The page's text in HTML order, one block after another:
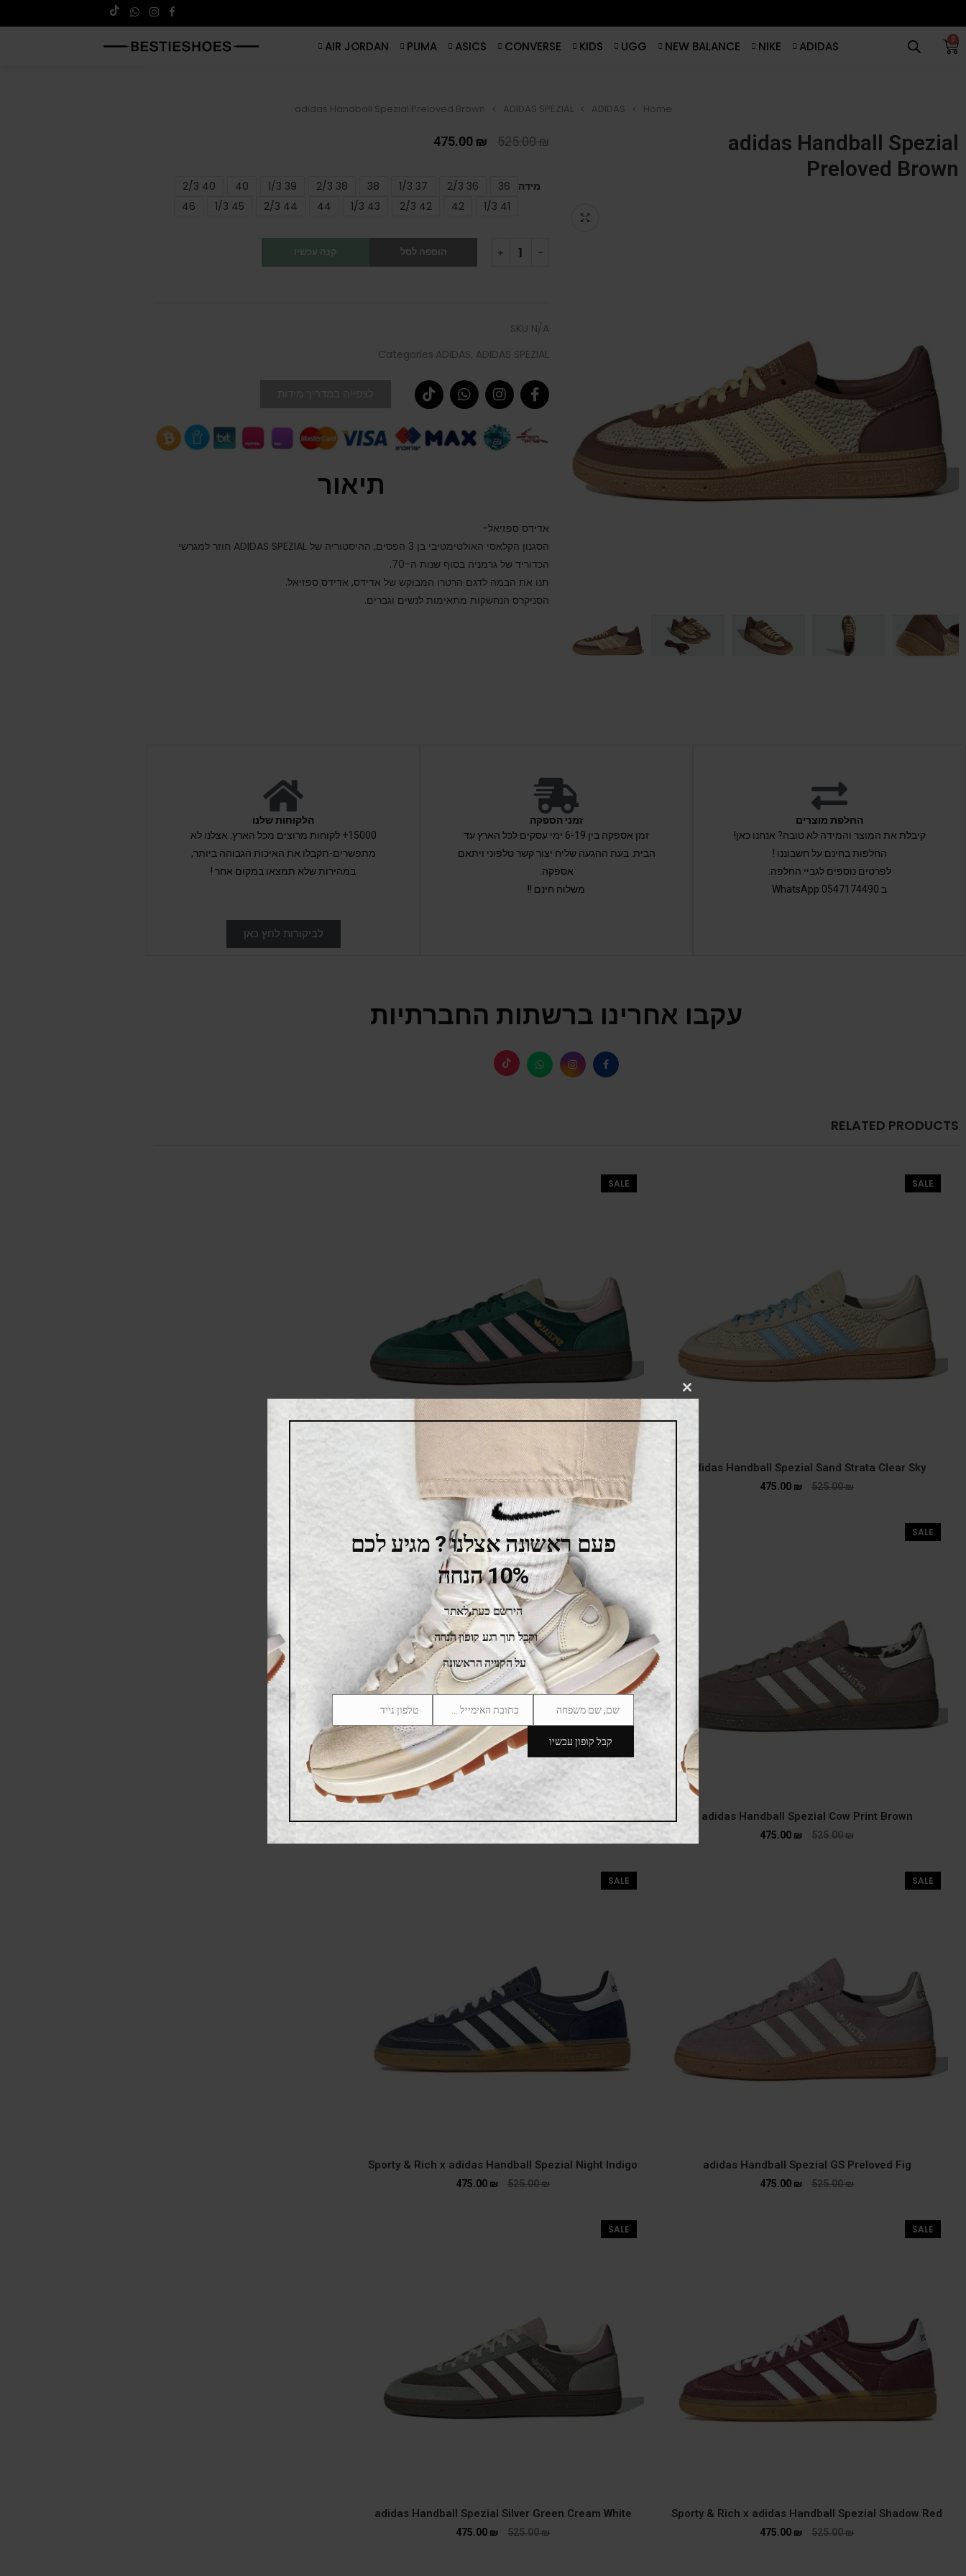
0
ADIDAS
NIKE
NEW BALANCE
UGG
KIDS
CONVERSE
ASICS
PUMA
AIR JORDAN
Home
ADIDAS
ADIDAS SPEZIAL
adidas Handball Spezial Preloved Brown
adidas Handball Spezial
Preloved Brown
525.00₪
475.00 ₪
מידה 36
36 2/3
37 1/3
38
38 2/3
39 1/3
40
40 2/3
41 1/3
42
42 2/3
43 1/3
44
44 2/3
45 1/3
46
הוספה לסל קנה עכשיו
SKU N/A
Categories ADIDAS, ADIDAS SPEZIAL
תיאור
אדידס ספזיאל-
הסגנון הקלאסי האולטימטיבי בן 3 הפסים, ההיסטוריה של ADIDAS SPEZIAL חוזר למגרשי
הכדוריד של גרמניה בסוף שנות ה-70.
תנו את הבמה לדגם הרטרו המבוקש של אדידס, אדידס ספזיאל.
הסניקרס הנחשקות מתאימות לנשים וגברים.
החלפת מוצרים
קיבלת את המוצר והמידה לא טובה? אנחנו כאן!
החלפות בחינם על חשבוננו !
לפרטים נוספים לגביי החלפה:
ב 0547174490 WhatsApp
זמני הספקה
זמן אספקה בין 6-19 ימי עסקים לכל הארץ עד
הבית. בעת ההגעה שליח יצור קשר טלפוני ויתאם
אספקה.
משלוח חינם !!
הלקוחות שלנו
15000+ לקוחות מרוצים מכל הארץ. אצלנו לא
מתפשרים-תקבלו את האיכות הגבוהה ביותר,
במהירות שלא תמצאו במקום אחר !
לביקורות לחץ כאן
עקבו אחרינו ברשתות החברתיות
RELATED PRODUCTS
SALE
adidas Handball Spezial Sand Strata Clear Sky
525.00₪
475.00 ₪
SALE
adidas Handball Spezial Green Clear Pink
525.00₪
475.00 ₪
SALE
adidas Handball Spezial Cow Print Brown
525.00₪
475.00 ₪
adidas Handball Spezial Cardboard White
SALE
adidas Handball Spezial GS Preloved Fig
525.00₪
475.00 ₪
SALE
Sporty & Rich x adidas Handball Spezial Night Indigo
525.00₪
475.00 ₪
SALE
Sporty & Rich x adidas Handball Spezial Shadow Red
525.00₪
475.00 ₪
SALE
adidas Handball Spezial Silver Green Cream White
525.00₪
475.00 ₪
CLOSE
MODULE
פעם ראשונה אצלנו ? מגיע לכם
10% הנחה
הירשם כעת לאתר
וקבל תוך רגע קופון הנחה
על הקנייה הראשונה
Name
שם, שם משפחה Email
Phone
Number
טלפון נייד
קבל קופון עכשיו